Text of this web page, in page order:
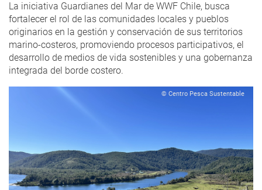
La iniciativa Guardianes del Mar de WWF Chile, busca
fortalecer el rol de las comunidades locales y pueblos
originarios en la gestión y conservación de sus territorios
marino-costeros, promoviendo procesos participativos, el
desarrollo de medios de vida sostenibles y una gobernanza
integrada del borde costero.
© Centro Pesca Sustentable